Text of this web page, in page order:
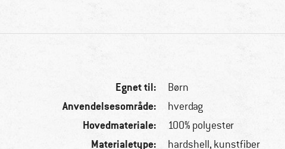
Egnet til: Børn
Anvendelsesområde: hverdag
Hovedmateriale: 100% polyester
Materialetype: hardshell, kunstfiber